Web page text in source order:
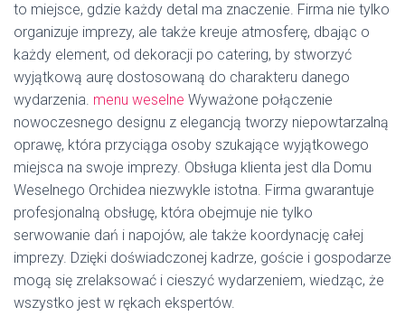
to miejsce, gdzie każdy detal ma znaczenie. Firma nie tylko
organizuje imprezy, ale także kreuje atmosferę, dbając o
każdy element, od dekoracji po catering, by stworzyć
wyjątkową aurę dostosowaną do charakteru danego
wydarzenia. menu weselne Wyważone połączenie
nowoczesnego designu z elegancją tworzy niepowtarzalną
oprawę, która przyciąga osoby szukające wyjątkowego
miejsca na swoje imprezy. Obsługa klienta jest dla Domu
Weselnego Orchidea niezwykle istotna. Firma gwarantuje
profesjonalną obsługę, która obejmuje nie tylko
serwowanie dań i napojów, ale także koordynację całej
imprezy. Dzięki doświadczonej kadrze, goście i gospodarze
mogą się zrelaksować i cieszyć wydarzeniem, wiedząc, że
wszystko jest w rękach ekspertów.